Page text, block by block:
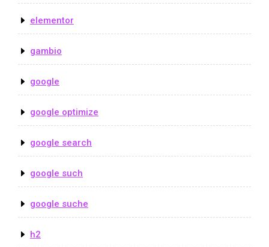
elementor
gambio
google
google optimize
google search
google such
google suche
h2